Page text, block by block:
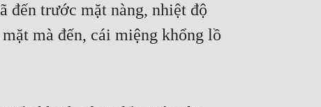
đến trước mặt nàng, nhiệt độ
mà đến, cái miệng khổng lồ